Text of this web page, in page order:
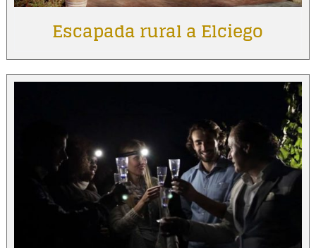
Escapada rural a Elciego